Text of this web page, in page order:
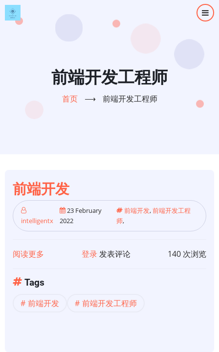
跳
转
前端开发工程师
首页 ⟶ 前端开发工程师
前端开发
intelligentx
23 February
2022
前端开发,前端开发工程
师,
阅读更多
开
登录发表评论 140 次浏览
Tags
前端开发 前端开发工程师